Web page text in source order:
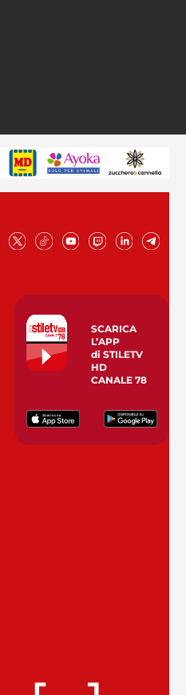
SCARICA
L’APP
di STILETV
HD
CANALE 78